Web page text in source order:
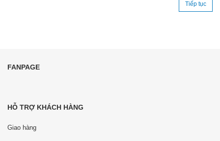
Tiếp tục
FANPAGE
HỖ TRỢ KHÁCH HÀNG
Giao hàng